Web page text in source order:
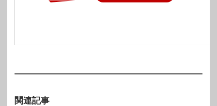
関連記事